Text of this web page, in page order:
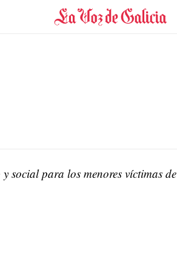
social para los menores víctimas de